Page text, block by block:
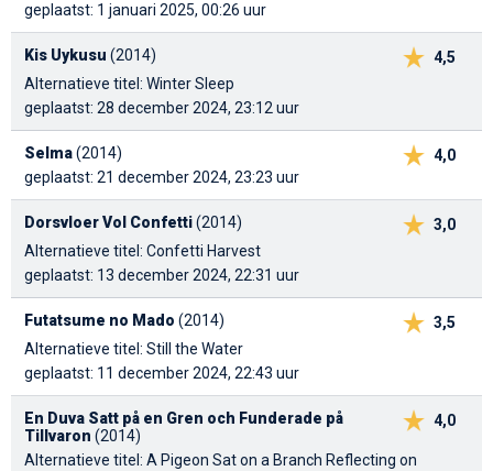
geplaatst: 1 januari 2025, 00:26 uur
4,5
Kis Uykusu (2014)
Alternatieve titel: Winter Sleep
geplaatst: 28 december 2024, 23:12 uur
4,0
Selma(2014)
geplaatst: 21 december 2024, 23:23 uur
3,0
Dorsvloer Vol Confetti(2014)
Alternatieve titel: Confetti Harvest
geplaatst: 13 december 2024, 22:31 uur
3,5
Futatsume no Mado (2014)
Alternatieve titel: Still the Water
geplaatst: 11 december 2024, 22:43 uur
4,0
En Duva Satt på en Gren och Funderade på
Tillvaron (2014)
Alternatieve titel: A Pigeon Sat on a Branch Reflecting on